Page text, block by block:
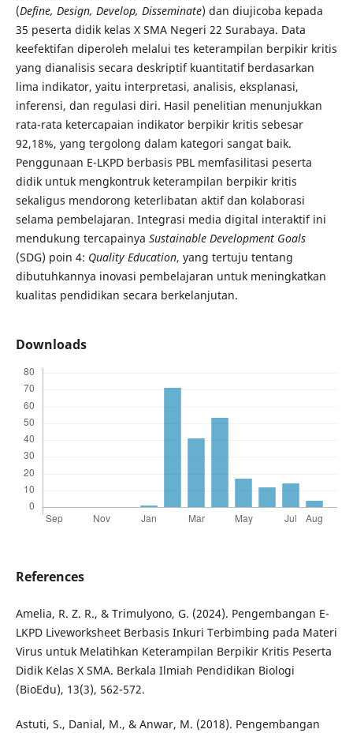
(Define, Design, Develop, Disseminate) dan diujicoba kepada
35 peserta didik kelas X SMA Negeri 22 Surabaya. Data
keefektifan diperoleh melalui tes keterampilan berpikir kritis
yang dianalisis secara deskriptif kuantitatif berdasarkan
lima indikator, yaitu interpretasi, analisis, eksplanasi,
inferensi, dan regulasi diri. Hasil penelitian menunjukkan
rata-rata ketercapaian indikator berpikir kritis sebesar
92,18%, yang tergolong dalam kategori sangat baik.
Penggunaan E-LKPD berbasis PBL memfasilitasi peserta
didik untuk mengkontruk keterampilan berpikir kritis
sekaligus mendorong keterlibatan aktif dan kolaborasi
selama pembelajaran. Integrasi media digital interaktif ini
mendukung tercapainya Sustainable Development Goals
(SDG) poin 4: Quality Education, yang tertuju tentang
dibutuhkannya inovasi pembelajaran untuk meningkatkan
kualitas pendidikan secara berkelanjutan.
Downloads
References
Amelia, R. Z. R., & Trimulyono, G. (2024). Pengembangan E-
LKPD Liveworksheet Berbasis Inkuri Terbimbing pada Materi
Virus untuk Melatihkan Keterampilan Berpikir Kritis Peserta
Didik Kelas X SMA. Berkala Ilmiah Pendidikan Biologi
(BioEdu), 13(3), 562-572.
Astuti, S., Danial, M., & Anwar, M. (2018). Pengembangan